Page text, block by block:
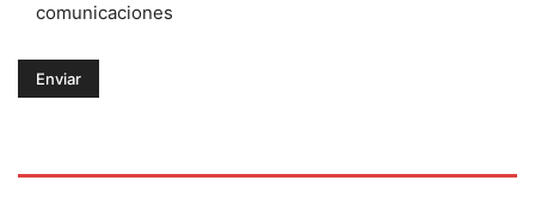
comunicaciones